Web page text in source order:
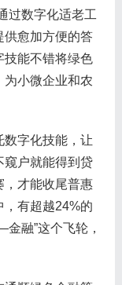
过数字化适老工
供愈加方便的答
技能不错将绿色
为小微企业和农
数字化技能，让
窥户就能得到贷
，才能收尾普惠
，有超越24%的
融”这个飞轮，